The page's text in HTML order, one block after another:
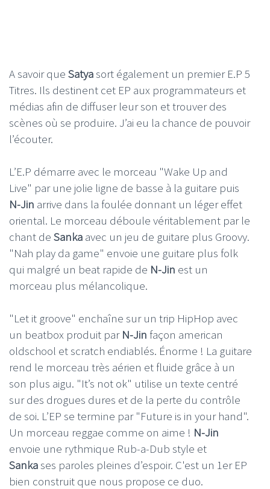
A savoir que Satyasort également un premier E.P 5
Titres. Ils destinent cet EP aux programmateurs et
médias afin de diffuser leur son et trouver des
scènes où se produire. J’ai eu la chance de pouvoir
l’écouter.
L’E.P démarre avec le morceau "Wake Up and
Live" par une jolie ligne de basse à la guitare puis
N-Jin arrive dans la foulée donnant un léger effet
oriental. Le morceau déboule véritablement par le
chant de Sanka avec un jeu de guitare plus Groovy.
"Nah play da game" envoie une guitare plus folk
qui malgré un beat rapide de N-Jin est un
morceau plus mélancolique.
"Let it groove" enchaîne sur un trip HipHop avec
un beatbox produit par N-Jin façon american
oldschool et scratch endiablés. Énorme ! La guitare
rend le morceau très aérien et fluide grâce à un
son plus aigu. "It’s not ok" utilise un texte centré
sur des drogues dures et de la perte du contrôle
de soi. L’EP se termine par "Future is in your hand".
Un morceau reggae comme on aime ! N-Jin
envoie une rythmique Rub-a-Dub style et
Sankases paroles pleines d’espoir. C'est un 1er EP
bien construit que nous propose ce duo.